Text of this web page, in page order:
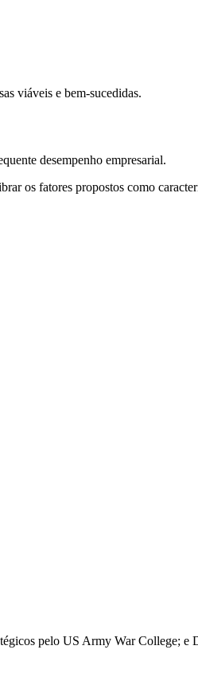
viáveis ​​e bem-sucedidas.
desempenho empresarial.
os fatores propostos como
pelo US Army War College;